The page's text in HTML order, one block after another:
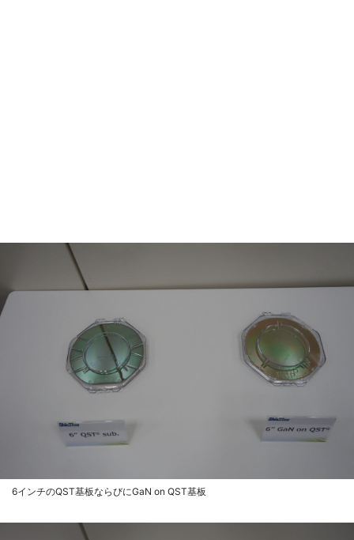
6インチのQST基板ならびにGaN on QST基板